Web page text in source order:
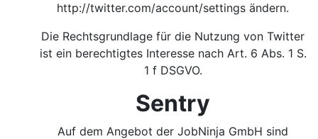
http://twitter.com/account/settingsändern.
Die Rechtsgrundlage für die Nutzung von Twitter
ist ein berechtigtes Interesse nach Art. 6 Abs. 1 S.
1 f DSGVO.
Sentry
Auf dem Angebot der JobNinja GmbH sind